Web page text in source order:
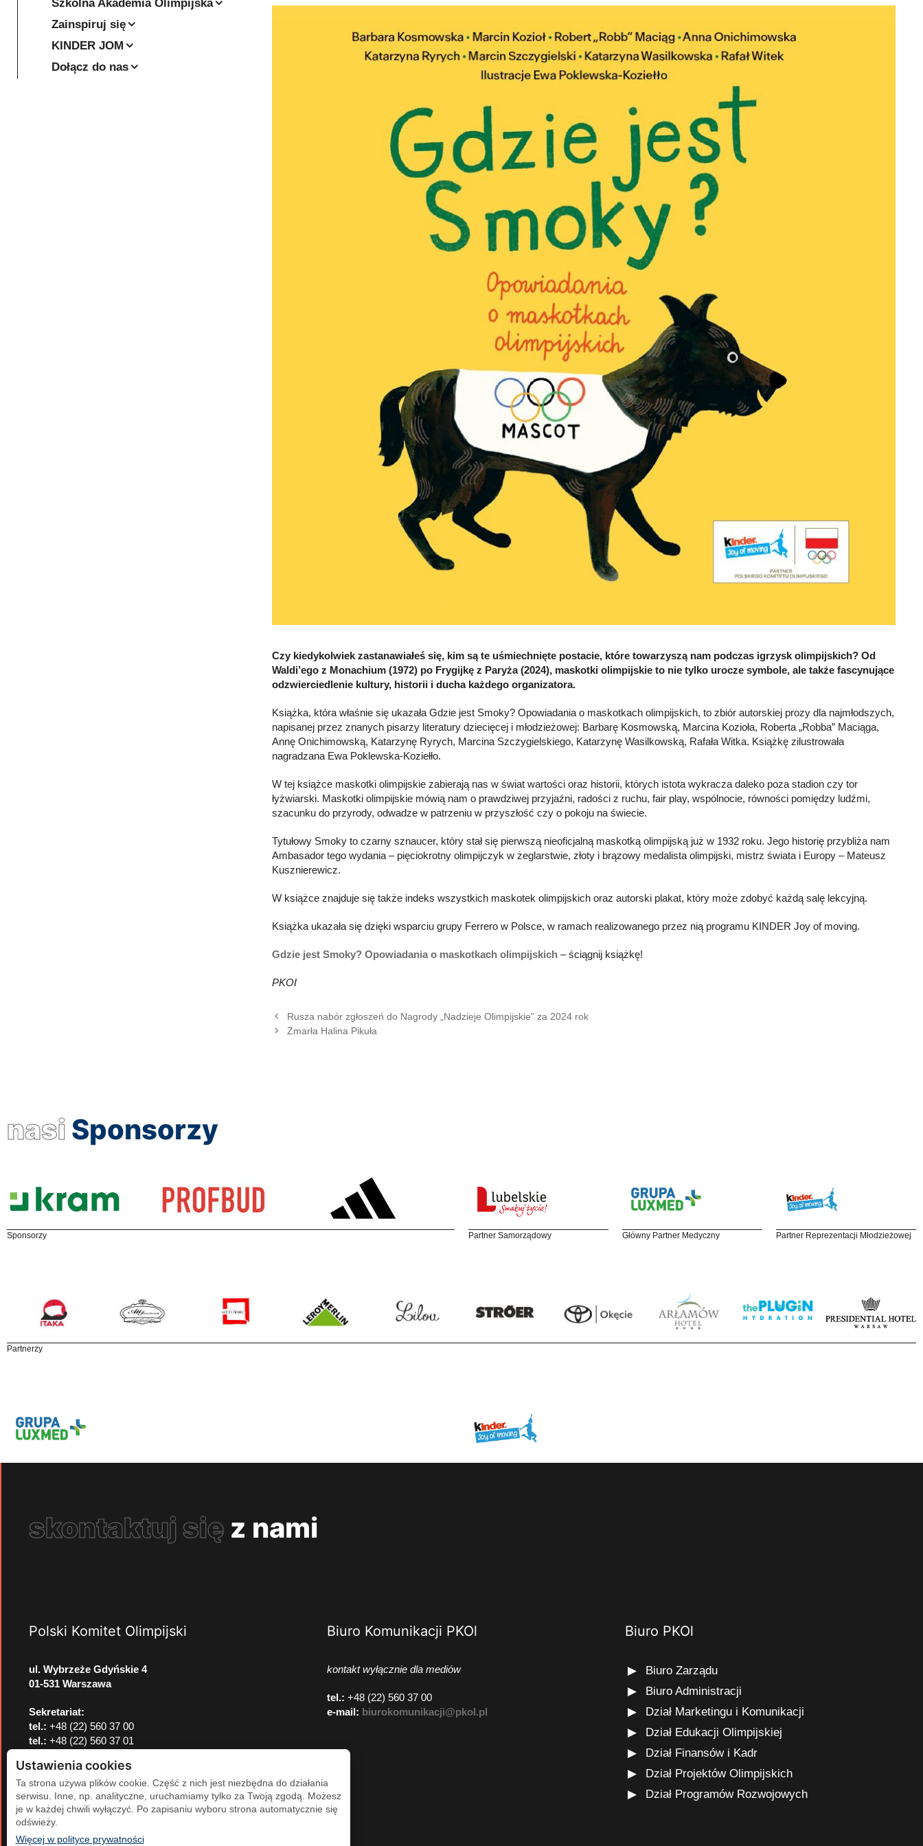
Czy kiedykolwiek zastanawiałeś się, kim są te uśmiechnięte postacie, które towarzyszą nam podczas igrzysk olimpijskich? Od
Waldi’ego z Monachium (1972) po Frygijkę z Paryża (2024), maskotki olimpijskie to nie tylko urocze symbole, ale także fascynujące
odzwierciedlenie kultury, historii i ducha każdego organizatora.
Książka, która właśnie się ukazała Gdzie jest Smoky? Opowiadania o maskotkach olimpijskich, to zbiór autorskiej prozy dla najmłodszych,
napisanej przez znanych pisarzy literatury dziecięcej i młodzieżowej: Barbarę Kosmowską, Marcina Kozioła, Roberta „Robba” Maciąga,
Annę Onichimowską, Katarzynę Ryrych, Marcina Szczygielskiego, Katarzynę Wasilkowską, Rafała Witka. Książkę zilustrowała
nagradzana Ewa Poklewska-Koziełło.
W tej książce maskotki olimpijskie zabierają nas w świat wartości oraz historii, których istota wykracza daleko poza stadion czy tor
łyżwiarski. Maskotki olimpijskie mówią nam o prawdziwej przyjaźni, radości z ruchu, fair play, wspólnocie, równości pomiędzy ludźmi,
szacunku do przyrody, odwadze w patrzeniu w przyszłość czy o pokoju na świecie.
Tytułowy Smoky to czarny sznaucer, który stał się pierwszą nieoficjalną maskotką olimpijską już w 1932 roku. Jego historię przybliża nam
Ambasador tego wydania – pięciokrotny olimpijczyk w żeglarstwie, złoty i brązowy medalista olimpijski, mistrz świata i Europy – Mateusz
Kusznierewicz.
W książce znajduje się także indeks wszystkich maskotek olimpijskich oraz autorski plakat, który może zdobyć każdą salę lekcyjną.
Książka ukazała się dzięki wsparciu grupy Ferrero w Polsce, w ramach realizowanego przez nią programu KINDER Joy of moving.
Gdzie jest Smoky? Opowiadania o maskotkach olimpijskich – ściągnij książkę!
PKOI
Rusza nabór zgłoszeń do Nagrody „Nadzieje Olimpijskie” za 2024 rok
Zmarła Halina Pikuła
Szkolna Akademia Olimpijska
Zainspiruj się
KINDER JOM
Dołącz do nas
nasi Sponsorzy
Sponsorzy Partner Samorządowy Główny Partner Medyczny Partner Reprezentacji Młodzieżowej
Partnerzy
skontaktuj się z nami
Polski Komitet Olimpijski
ul. Wybrzeże Gdyńskie 4
01-531 Warszawa
Sekretariat:
tel.: +48 (22) 560 37 00
tel.: +48 (22) 560 37 01
Biuro Komunikacji PKOl
kontakt wyłącznie dla mediów
tel.: +48 (22) 560 37 00
e-mail: biurokomunikacji@pkol.pl
Biuro PKOl
Biuro Zarządu
Biuro Administracji
Dział Marketingu i Komunikacji
Dział Edukacji Olimpijskiej
Dział Finansów i Kadr
Dział Projektów Olimpijskich
Dział Programów Rozwojowych
Ustawienia cookies
Ta strona używa plików cookie. Część z nich jest niezbędna do działania
serwisu. Inne, np. analityczne, uruchamiamy tylko za Twoją zgodą. Możesz
je w każdej chwili wyłączyć. Po zapisaniu wyboru strona automatycznie się
odświeży.
Więcej w polityce prywatności(otwiera się w nowej karcie)